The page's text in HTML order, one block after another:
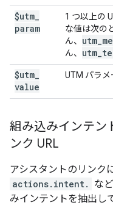
$utm
param
1 つ以上の
な値は次の
ん、 utm
ん、 utm
$utm
value
UTM パラメ
組み込みインテン
ンク URL
アシスタントのリンク
actions.intent.
な
みインテントを抽出し